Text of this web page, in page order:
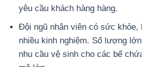
yêu cầu khách hàng hàng.
Đội ngũ nhân viên có sức khỏe,
nhiều kinh nghiệm. Số lượng
nhu cầu vệ sinh cho các bể